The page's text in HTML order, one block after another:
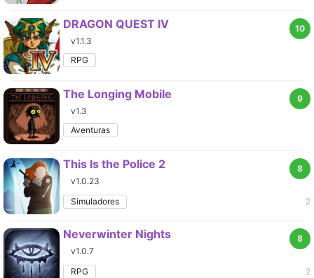
10
DRAGON QUEST IV
v1.1.3
RPG
9
The Longing Mobile
v1.3
Aventuras
8
This Is the Police 2
v1.0.23
Simuladores
2
8
Neverwinter Nights
v1.0.7
RPG
2